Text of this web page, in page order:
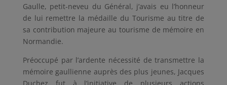
Gaulle, petit-neveu du Général, j’avais eu l’honneur
de lui remettre la médaille du Tourisme au titre de
sa contribution majeure au tourisme de mémoire en
Normandie.
Préoccupé par l’ardente nécessité de transmettre la
mémoire gaullienne auprès des plus jeunes, Jacques